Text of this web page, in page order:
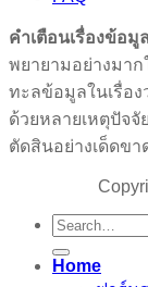
คำเตือนเรื่องข้อมู
พยายามอย่างมา
ทะลข้อมูลในเรื่อ
ด้วยหลายเหตุปัจจั
ตัดสินอย่างเด็ดขา
Search
for:
Home